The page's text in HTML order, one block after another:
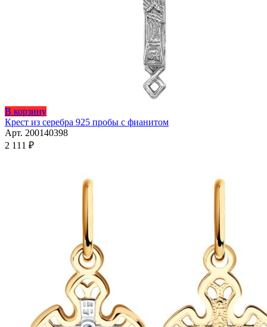
В корзинуЭтот
товар
имеет
Крест из серебра 925 пробы с фианитом
Арт. 200140398
2 111 ₽